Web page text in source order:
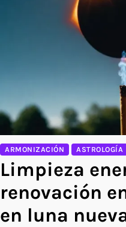
ARMONIZACIÓN ASTROLOGÍA
Limpieza
renovación
en luna